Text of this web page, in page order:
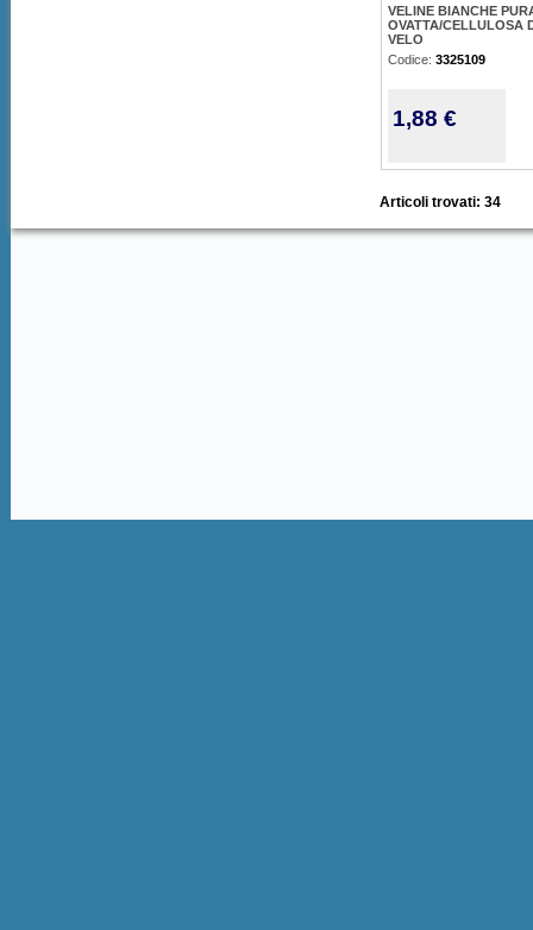
VELINE BIANCHE
OVATTA/CELLULOSA
VELO
Codice: 3325109
1,88 €
Articoli trovati: 34